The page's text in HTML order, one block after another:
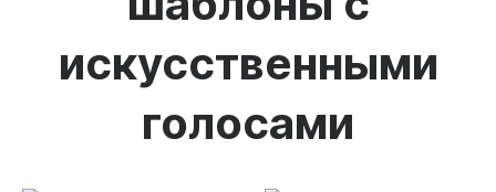
искусственными
голосами